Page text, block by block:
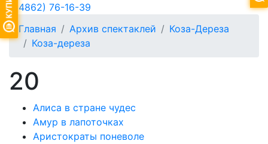
+7 (4862) 76-16-39
Главная
Архив спектаклей
Коза-Дереза
Коза-дереза
20
Алиса в стране чудес
Амур в лапоточках
Аристократы поневоле